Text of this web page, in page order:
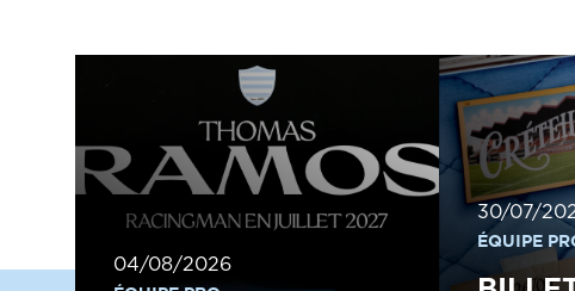
04/08/2026
30/07/
ÉQUIPE